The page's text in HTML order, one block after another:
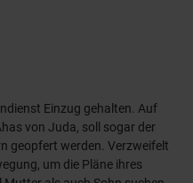
Einzug gehalten. Auf
von Juda, soll sogar der
geopfert werden. Verzweifelt
um die Pläne ihres